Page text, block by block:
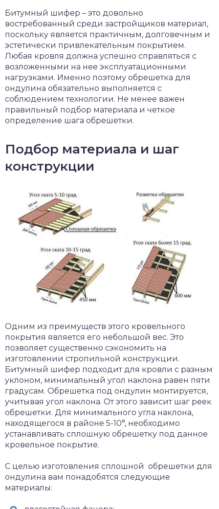
Битумный шифер – это довольно
востребованный среди застройщиков материал,
поскольку является практичным, долговечным и
эстетически привлекательным покрытием.
Любая кровля должна успешно справляться с
возложенными на нее эксплуатационными
нагрузками. Именно поэтому обрешетка для
ондулина обязательно выполняется с
соблюдением технологии. Не менее важен
правильный подбор материала и четкое
определение шага обрешетки.
Подбор материала и шаг
конструкции
Одним из преимуществ этого кровельного
покрытия является его небольшой вес. Это
позволяет существенно сэкономить на
изготовлении стропильной конструкции.
Битумный шифер подходит для кровли с разным
уклоном, минимальный угол наклона равен пяти
градусам. Обрешетка под ондулин монтируется,
учитывая угол наклона. От этого зависит шаг реек
обрешетки. Для минимального угла наклона,
находящегося в районе 5-10°, необходимо
устанавливать сплошную обрешетку под данное
кровельное покрытие.
С целью изготовления сплошной обрешетки для
ондулина вам понадобятся следующие
материалы:
крыши и кровли
и уход